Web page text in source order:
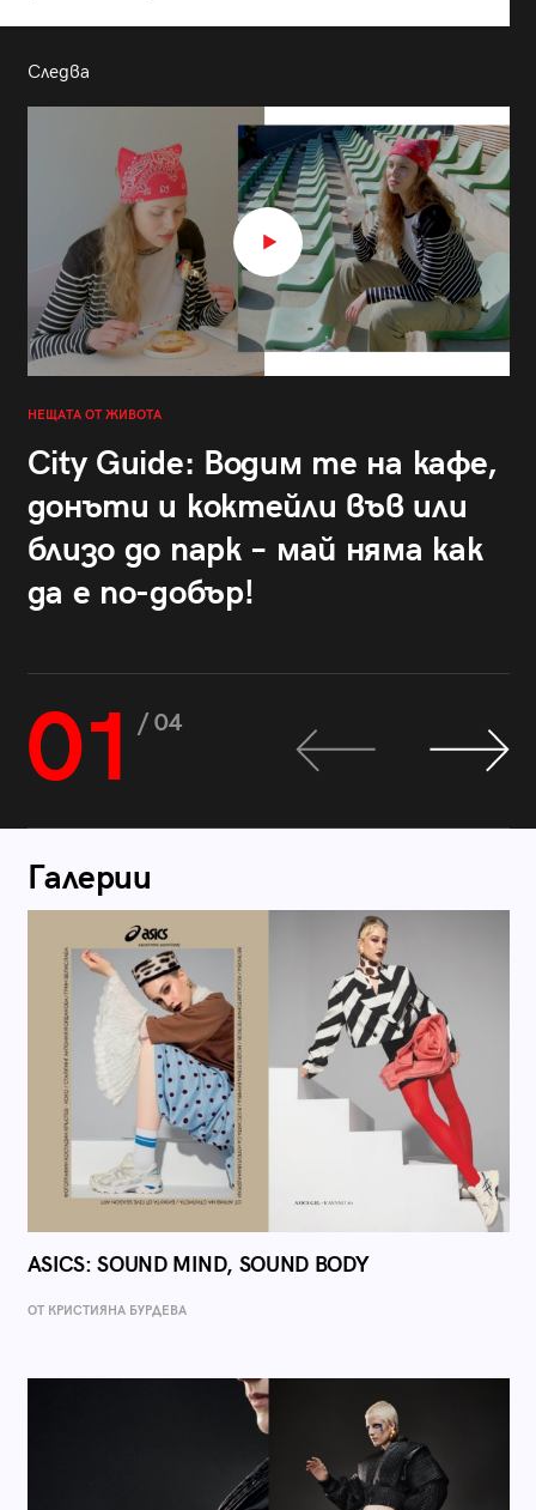
Следва
НЕЩАТА ОТ ЖИВОТА
City Guide: Водим те на кафе,
донъти и коктейли във или
близо до парк – май няма как
да е по-добър!
01 / 04
Галерии
ASICS: SOUND MIND, SOUND BODY
ОТ КРИСТИЯНА БУРДЕВА